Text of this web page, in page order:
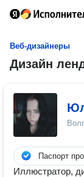
Веб-дизайнеры
Дизайн
Паспорт
Иллюстратор,